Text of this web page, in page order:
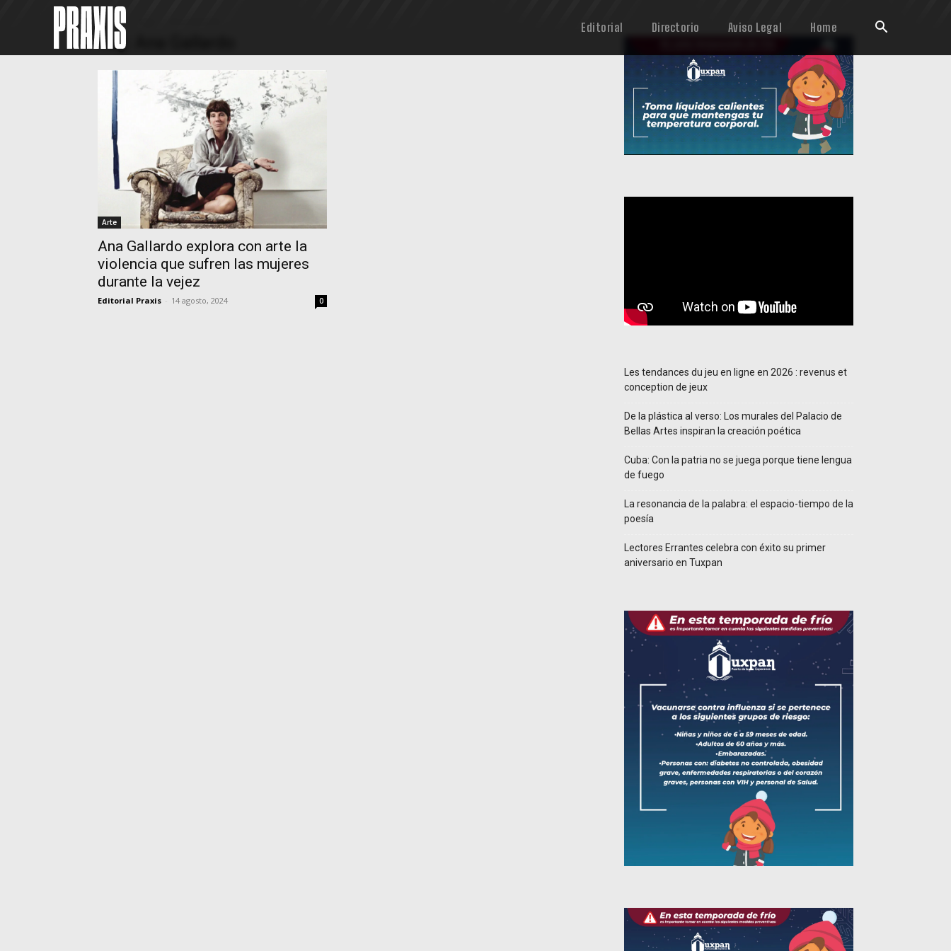
Editorial Directorio Aviso Legal Home
Home
Tag: Ana Gallardo
Arte
Ana Gallardo explora con arte la
violencia que sufren las mujeres
durante la vejez
Editorial Praxis 14 agosto, 2024 0
Les tendances du jeu en ligne en 2026 : revenus et
conception de jeux
De la plástica al verso: Los murales del Palacio de
Bellas Artes inspiran la creación poética
Cuba: Con la patria no se juega porque tiene lengua
de fuego
La resonancia de la palabra: el espacio-tiempo de la
poesía
Lectores Errantes celebra con éxito su primer
aniversario en Tuxpan